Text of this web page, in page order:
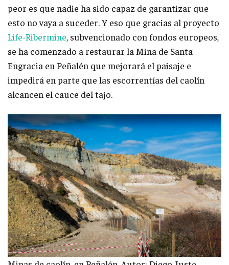
peor es que nadie ha sido capaz de garantizar que
esto no vaya a suceder. Y eso que gracias al proyecto
Life-Ribermine, subvencionado con fondos europeos,
se ha comenzado a restaurar la Mina de Santa
Engracia en Peñalén que mejorará el paisaje e
impedirá en parte que las escorrentías del caolín
alcancen el cauce del tajo.